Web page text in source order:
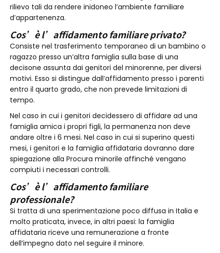
rilievo tali da rendere inidoneo l’ambiente familiare
d’appartenenza.
Cos’è l’affidamento familiare privato?
Consiste nel trasferimento temporaneo di un bambino o
ragazzo presso un’altra famiglia sulla base di una
decisone assunta dai genitori del minorenne, per diversi
motivi. Esso si distingue dall’affidamento presso i parenti
entro il quarto grado, che non prevede limitazioni di
tempo.
Nel caso in cui i genitori decidessero di affidare ad una
famiglia amica i propri figli, la permanenza non deve
andare oltre i 6 mesi. Nel caso in cui si superino questi
mesi, i genitori e la famiglia affidataria dovranno dare
spiegazione alla Procura minorile affinché vengano
compiuti i necessari controlli.
Cos’è l’affidamento familiare
professionale?
Si tratta di una sperimentazione poco diffusa in Italia e
molto praticata, invece, in altri paesi: la famiglia
affidataria riceve una remunerazione a fronte
dell’impegno dato nel seguire il minore.